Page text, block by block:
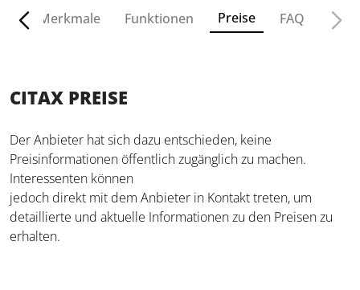
Merkmale Funktionen Preise FAQ
CITAX PREISE
Der Anbieter hat sich dazu entschieden, keine
Preisinformationen öffentlich zugänglich zu machen.
Interessenten können
jedoch direkt mit dem Anbieter in Kontakt treten, um
detaillierte und aktuelle Informationen zu den Preisen zu
erhalten.